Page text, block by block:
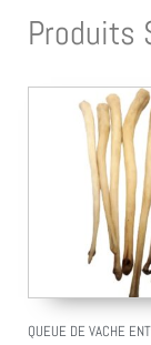
Produits
QUEUE DE VACHE